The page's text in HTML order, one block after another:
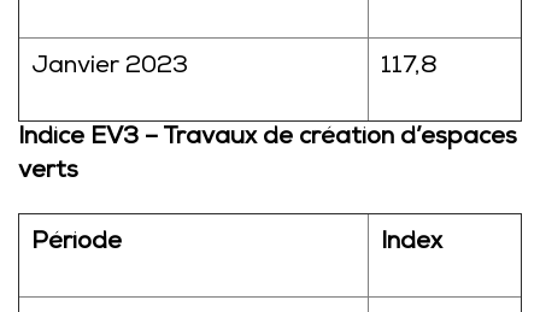
Janvier 2023 117,8
Indice EV3 – Travaux de création d’espaces
verts
Période Index